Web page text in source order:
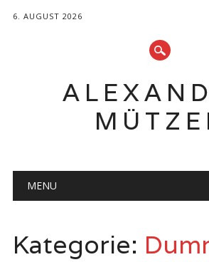
6. AUGUST 2026
Hauptmenü
MENU
Kategorie: